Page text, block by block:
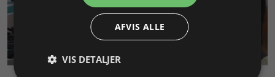
SMYKKEKURSER
AFVIS ALLE
VIS DETALJER